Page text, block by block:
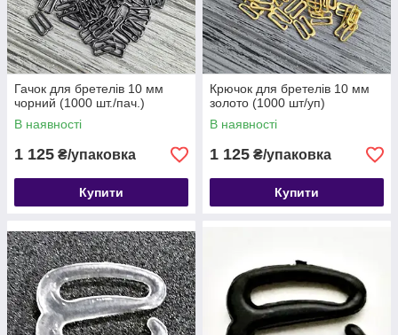
Гачок для бретелів 10 мм
чорний (1000 шт./пач.)
В наявності
1 125 ₴/упаковка
Купити
Крючок для бретелів 10 мм
золото (1000 шт/уп)
В наявності
1 125 ₴/упаковка
Купити